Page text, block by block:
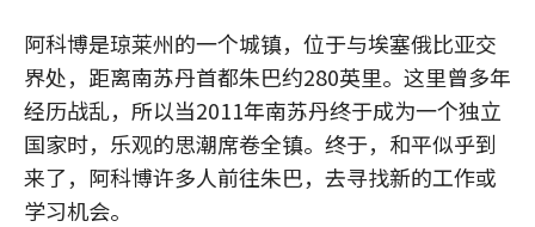
阿科博是琼莱州的一个城镇，位于与埃塞俄比亚交
界处，距离南苏丹首都朱巴约280英里。这里曾多年
经历战乱，所以当2011年南苏丹终于成为一个独立
国家时，乐观的思潮席卷全镇。终于，和平似乎到
来了，阿科博许多人前往朱巴，去寻找新的工作或
学习机会。